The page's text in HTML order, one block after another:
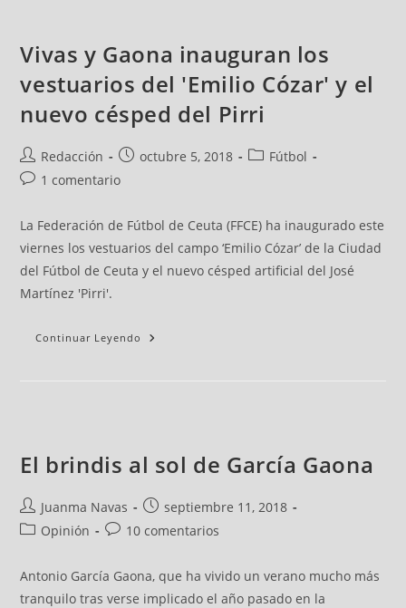
Vivas y Gaona inauguran los
vestuarios del 'Emilio Cózar' y el
nuevo césped del Pirri
Redacción octubre 5, 2018
Fútbol
1 comentario
La Federación de Fútbol de Ceuta (FFCE) ha inaugurado este
viernes los vestuarios del campo ‘Emilio Cózar’ de la Ciudad
del Fútbol de Ceuta y el nuevo césped artificial del José
Martínez 'Pirri'.
Continuar Leyendo
El brindis al sol de García Gaona
Juanma Navas
septiembre 11, 2018
Opinión
10 comentarios
Antonio García Gaona, que ha vivido un verano mucho más
tranquilo tras verse implicado el año pasado en la